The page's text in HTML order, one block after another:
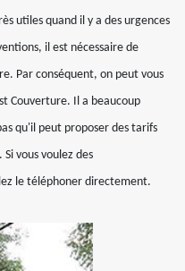
utiles quand il y a des urgences
il est nécessaire de
Par conséquent, on peut vous
Couverture. Il a beaucoup
qu'il peut proposer des tarifs
vous voulez des
le téléphoner directement.